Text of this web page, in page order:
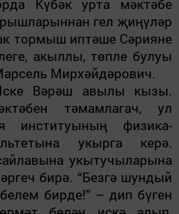
Күбәк урта мәктәбе
гел җиңүләр
тормыш иптәше Сәрияне
акыллы, төпле булуы
Мирхәйдәрович.
Вәрәш авы­лы кызы.
тәмамлагач, ул
институының физика-
укырга керә.
укытучыла­рына
бирә. “Безгә шундый
бирде!” – дип бүген